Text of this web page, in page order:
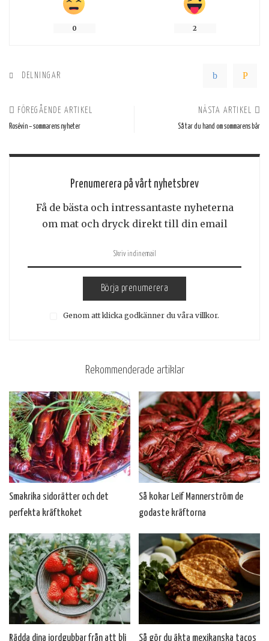
0 2
DELNINGAR
FÖREGÅENDE ARTIKEL
Rosévin – sommarens nyheter
NÄSTA ARTIKEL
Så tar du hand om sommarens bär
Prenumerera på vårt nyhetsbrev
Få de bästa och intressantaste nyheterna
om mat och dryck direkt till din email
Börja prenumerera
Genom att klicka godkänner du våra villkor.
Rekommenderade artiklar
Smakrika sidorätter och det
perfekta kräftkoket
Så kokar Leif Mannerström de
godaste kräftorna
Rädda dina jordgubbar från att bli Så gör du äkta mexikanska tacos